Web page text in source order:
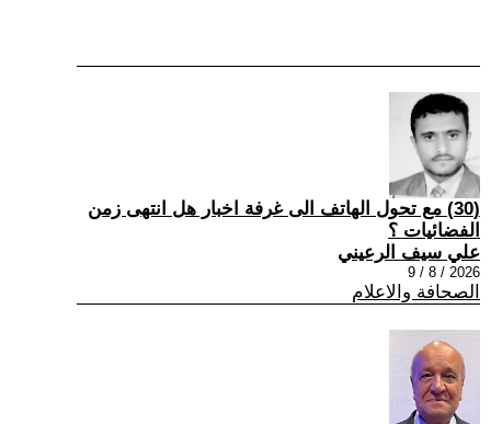
(30) مع تحول الهاتف الى غرفة اخبار هل انتهى زمن
الفضائيات ؟
علي سيف الرعيني
2026 / 8 / 9
الصحافة والاعلام